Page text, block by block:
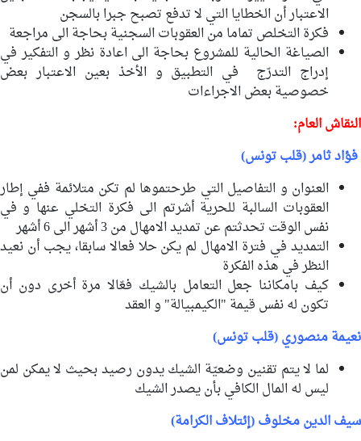
الاعتبار أن الخطايا التي لا تدفع تصبح جبرا بالسجن
فكرة التخلص تماما من العقوبات السجنية بحاجة الى مراجعة
الصياغة الحالية للمشروع بحاجة الى اعادة نظر و التفكير في
إدراج التدرّج في التطبيق و الأخذ بعين الاعتبار بعض
خصوصية بعض الاجراءات
النقاش العام:
فؤاد ثامر (قلب تونس)
العنوان و التفاصيل التي طرحتموها لم تكن متلائمة ففي إطار
العقوبات السالبة للحرية أشرتم الى فكرة التخلي عنها و في
نفس الوقت تحدثتم عن تمديد الامهال من 3 أشهر الى 6 أشهر
التمديد في فترة الامهال لم يكن حلا فعالا سابقا، يجب أن نعيد
النظر في هذه الفكرة
كيف بامكاننا جعل التعامل بالشيك فعّالا مرة أخرى دون أن
تكون له نفس قيمة "الكيمبيالة" و العقد
نعيمة منصوري (قلب تونس)
لما لا يتم تقنين وضعيّة الشيك يدون رصيد بحيث لا يمكن لمن
ليس له المال الكافي بأن يصدر الشيك
سيف الدين مخلوف (إئتلاف الكرامة)